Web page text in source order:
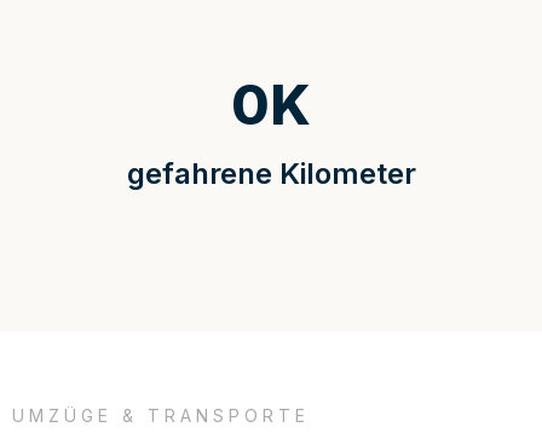
gefahrene Kilometer
0K
UMZÜGE & TRANSPORTE